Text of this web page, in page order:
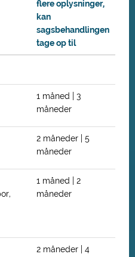
flere oplysninger,
kan
sagsbehandlingen
tage op til
1 måned | 3
måneder
2 måneder | 5
måneder
1 måned | 2
måneder
2 måneder | 4